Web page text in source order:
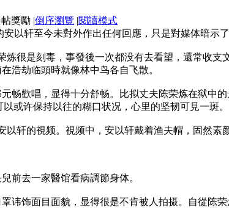
|倒序瀏覽 |閱讀模式
以轩至今未對外作出任何回應，只是對媒体暗示
炼很是刻毒，事發後一次都没有去看望，還常收
浩劫临頭時就像林中鸟各自飞散。
畅歡唱，显得十分舒畅。比拟丈夫陈荣炼在狱中
或许保持以往的糊口状况，心里的坚韧可見一斑。
轩的視频。視频中，安以轩戴着渔夫帽，固然素
前去一家醫馆看病調節身体。
讳饰面目面貌，显得很是不肯被人拍摄。自從陈